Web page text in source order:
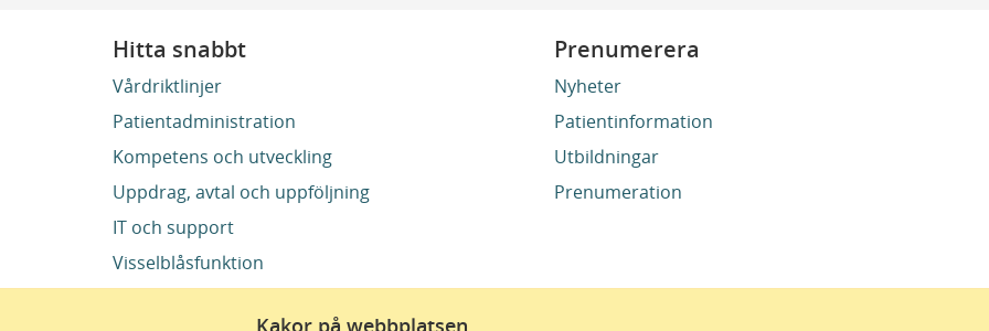
Kakor på webbplatsen
Hitta snabbt
Vårdriktlinjer
Patientadministration
Kompetens och utveckling
Uppdrag, avtal och uppföljning
IT och support
Visselblåsfunktion
Prenumerera
Nyheter
Patientinformation
Utbildningar
Prenumeration